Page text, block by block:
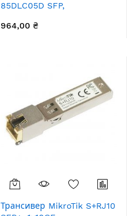
85DLC05D SFP,
LC
964,00 ₴
Трансивер MikroTik S+RJ10